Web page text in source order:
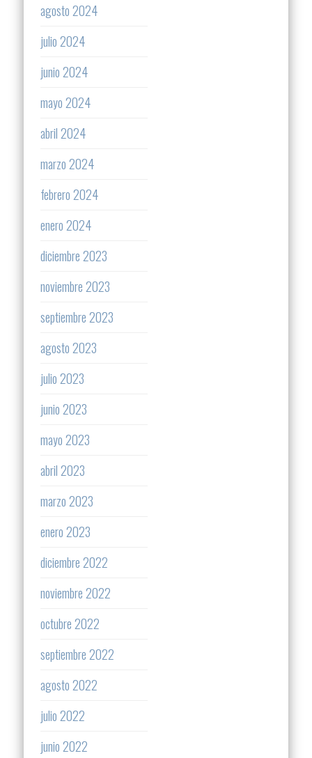
agosto 2024
julio 2024
junio 2024
mayo 2024
abril 2024
marzo 2024
febrero 2024
enero 2024
diciembre 2023
noviembre 2023
septiembre 2023
agosto 2023
julio 2023
junio 2023
mayo 2023
abril 2023
marzo 2023
enero 2023
diciembre 2022
noviembre 2022
octubre 2022
septiembre 2022
agosto 2022
julio 2022
junio 2022